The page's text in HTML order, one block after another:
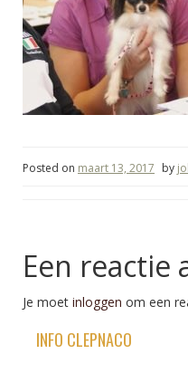
Posted on maart 13, 2017 by
Een reactie
Je moet inloggen om een
INFO CLEPNACO